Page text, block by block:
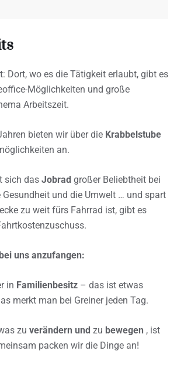
Dort, wo es die Tätigkeit erlaubt, gibt es
Möglichkeiten und große
Arbeitszeit.
bieten wir über die Krabbelstube
an.
sich das Jobrad großer Beliebtheit bei
Gesundheit und die Umwelt … und spart
zu weit fürs Fahrrad ist, gibt es
uns anzufangen:
in Familienbesitz – das ist etwas
merkt man bei Greiner jeden Tag.
zu verändern und zu bewegen , ist
packen wir die Dinge an!